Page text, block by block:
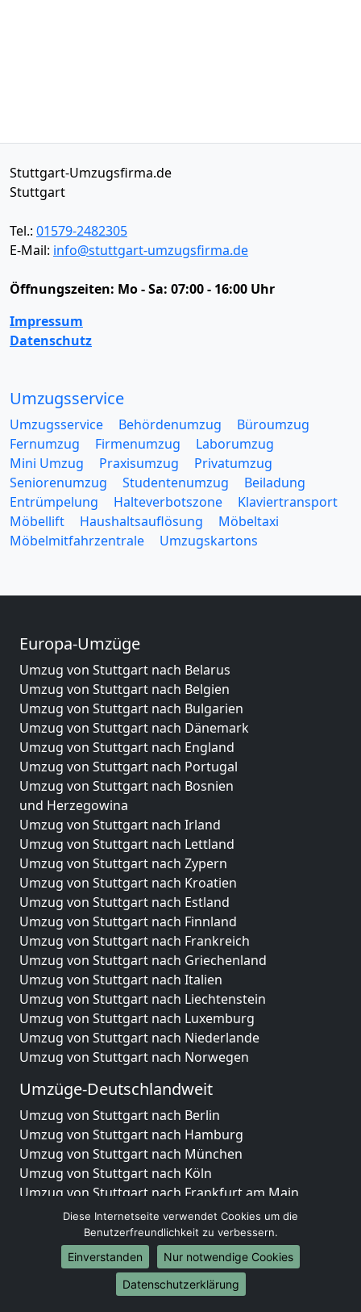
Stuttgart-Umzugsfirma.de
Stuttgart
Tel.: 01579-2482305
E-Mail: info@stuttgart-umzugsfirma.de
Öffnungszeiten: Mo - Sa: 07:00 - 16:00 Uhr
Impressum
Datenschutz
Umzugsservice
Umzugsservice Behördenumzug
Büroumzug
Fernumzug
Firmenumzug
Laborumzug
Mini Umzug
Praxisumzug
Privatumzug
Seniorenumzug
Studentenumzug
Beiladung
Entrümpelung
Halteverbotszone
Klaviertransport
Möbellift
Haushaltsauflösung
Möbeltaxi
Möbelmitfahrzentrale
Umzugskartons
Europa-Umzüge
Umzug von Stuttgart nach Belarus
Umzug von Stuttgart nach Belgien
Umzug von Stuttgart nach Bulgarien
Umzug von Stuttgart nach Dänemark
Umzug von Stuttgart nach England
Umzug von Stuttgart nach Portugal
Umzug von Stuttgart nach Bosnien
und Herzegowina
Umzug von Stuttgart nach Irland
Umzug von Stuttgart nach Lettland
Umzug von Stuttgart nach Zypern
Umzug von Stuttgart nach Kroatien
Umzug von Stuttgart nach Estland
Umzug von Stuttgart nach Finnland
Umzug von Stuttgart nach Frankreich
Umzug von Stuttgart nach Griechenland
Umzug von Stuttgart nach Italien
Umzug von Stuttgart nach Liechtenstein
Umzug von Stuttgart nach Luxemburg
Umzug von Stuttgart nach Niederlande
Umzug von Stuttgart nach Norwegen
Umzüge-Deutschlandweit
Umzug von Stuttgart nach Berlin
Umzug von Stuttgart nach Hamburg
Umzug von Stuttgart nach München
Umzug von Stuttgart nach Köln
Umzug von Stuttgart nach Frankfurt am Main
Umzug von Stuttgart nach Stuttgart
Umzug von Stuttgart nach Düsseldorf
Umzug von Stuttgart nach Leipzig
Umzug von Stuttgart nach Dortmund
Umzug von Stuttgart nach Essen
Diese Internetseite verwendet Cookies um die
Benutzerfreundlichkeit zu verbessern.
Einverstanden
Nur notwendige Cookies
Datenschutzerklärung